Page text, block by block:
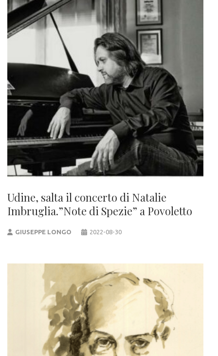
Udine, salta il concerto di Natalie
Imbruglia.”Note di Spezie” a Povoletto
GIUSEPPE LONGO 2022-08-30